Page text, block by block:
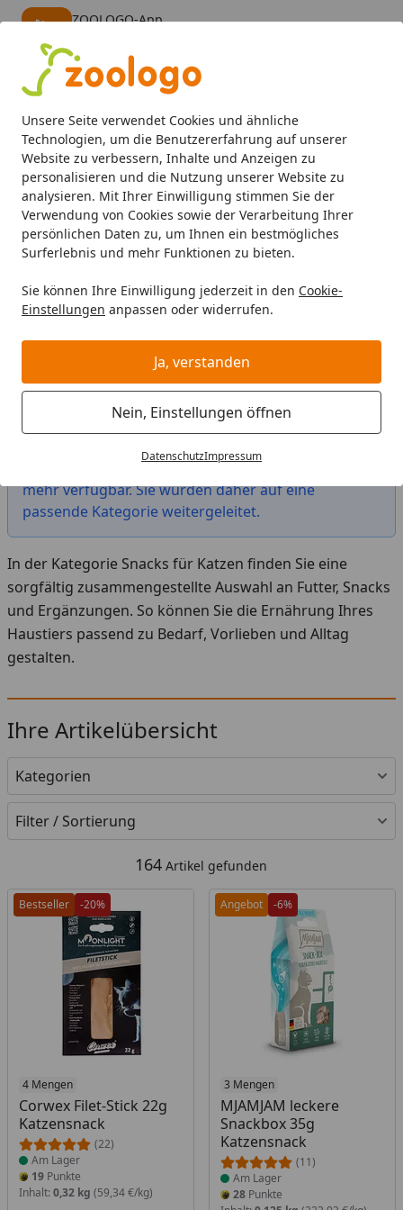
Unsere Seite verwendet Cookies und ähnliche
Technologien, um die Benutzererfahrung auf unserer
Website zu verbessern, Inhalte und Anzeigen zu
personalisieren und die Nutzung unserer Website zu
analysieren. Mit Ihrer Einwilligung stimmen Sie der
Verwendung von Cookies sowie der Verarbeitung Ihrer
persönlichen Daten zu, um Ihnen ein bestmögliches
Surferlebnis und mehr Funktionen zu bieten.
Sie können Ihre Einwilligung jederzeit in den Cookie-
Einstellungen anpassen oder widerrufen.
Ja, verstanden
Nein, Einstellungen öffnen
DatenschutzImpressum
ZOOLOGO-App
Alle Produkte
Mein Konto
Suchen
Snacks
Katze Katzenfutter Snacks
Das von Ihnen gesuchte Produkt "Catz finefood
Purrrrly 35 Gramm Katzensnacks" ist leider nicht
mehr verfügbar. Sie wurden daher auf eine
passende Kategorie weitergeleitet.
In der Kategorie Snacks für Katzen finden Sie eine
sorgfältig zusammengestellte Auswahl an Futter, Snacks
und Ergänzungen. So können Sie die Ernährung Ihres
Haustiers passend zu Bedarf, Vorlieben und Alltag
gestalten.
Ihre Artikelübersicht
Kategorien
Filter / Sortierung
164 Artikel gefunden
Bestseller -20%
4 Mengen
Corwex Filet-Stick 22g
Katzensnack
(22)
Produkt am Lager
Am Lager
19 Punkte
Inhalt: 0,32 kg (59,34 €/kg)
Angebot -6%
3 Mengen
MJAMJAM leckere
Snackbox 35g
Katzensnack
(11)
Produkt am Lager
Am Lager
28Punkte